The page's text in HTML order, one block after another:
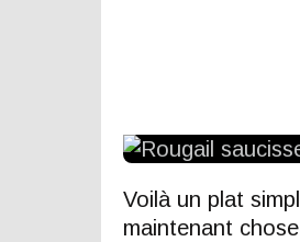
Voilà un plat
maintenant